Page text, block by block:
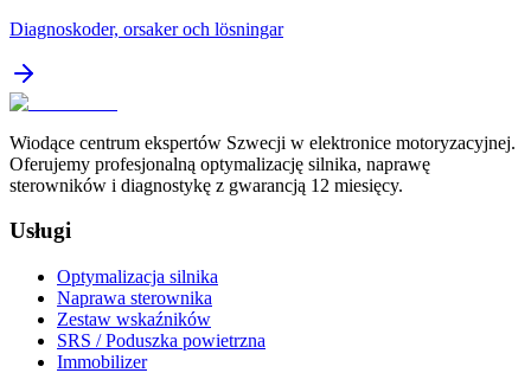
Diagnoskoder, orsaker och lösningar
Wiodące centrum ekspertów Szwecji w elektronice motoryzacyjnej.
Oferujemy profesjonalną optymalizację silnika, naprawę
sterowników i diagnostykę z gwarancją 12 miesięcy.
Usługi
Optymalizacja silnika
Naprawa sterownika
Zestaw wskaźników
SRS / Poduszka powietrzna
Immobilizer